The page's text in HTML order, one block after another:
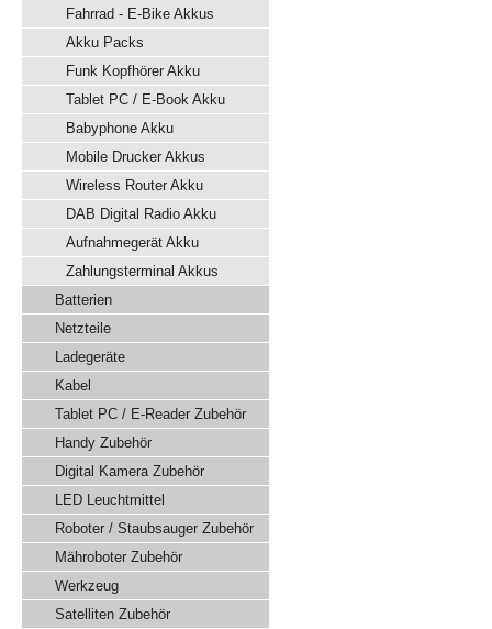
Fahrrad - E-Bike Akkus
Akku Packs
Funk Kopfhörer Akku
Tablet PC / E-Book Akku
Babyphone Akku
Mobile Drucker Akkus
Wireless Router Akku
DAB Digital Radio Akku
Aufnahmegerät Akku
Zahlungsterminal Akkus
Batterien
Netzteile
Ladegeräte
Kabel
Tablet PC / E-Reader Zubehör
Handy Zubehör
Digital Kamera Zubehör
LED Leuchtmittel
Roboter / Staubsauger Zubehör
Mähroboter Zubehör
Werkzeug
Satelliten Zubehör